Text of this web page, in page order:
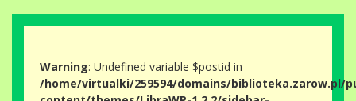
Warning: Undefined variable $postid in
/home/virtualki/259594/domains/biblioteka.zarow.pl/